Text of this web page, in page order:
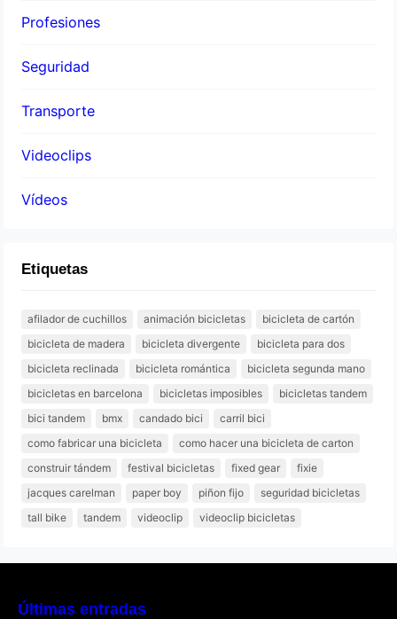
Profesiones
Seguridad
Transporte
Videoclips
Vídeos
Etiquetas
afilador de cuchillos animación bicicletas
bicicleta de cartón
bicicleta de madera
bicicleta divergente
bicicleta para dos
bicicleta reclinada
bicicleta romántica
bicicleta segunda mano
bicicletas en barcelona
bicicletas imposibles
bicicletas tandem
bici tandem
bmx candado bici
carril bici
como fabricar una bicicleta
como hacer una bicicleta de carton
construir tándem
festival bicicletas fixed gear
fixie
jacques carelman
paper boy piñon fijo
seguridad bicicletas
tall bike
tandem videoclip videoclip bicicletas
Últimas entradas